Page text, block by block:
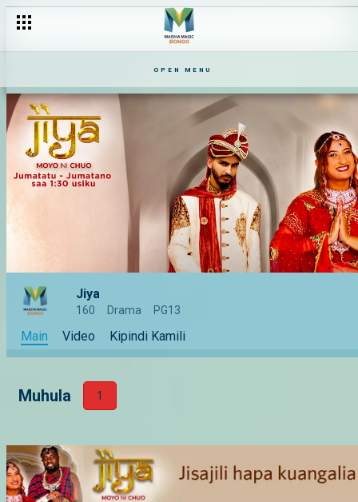
OPEN MENU
Jiya
160 Drama PG13
Main Video Kipindi Kamili
Muhula 1